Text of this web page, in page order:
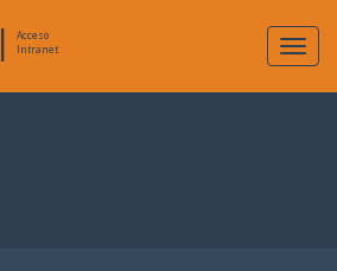
|
Acceso
Intranet